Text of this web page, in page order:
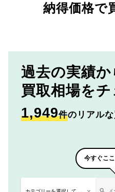
納得価格で
過去の実績か
買取相場をチ
1,949件のリアル
今すぐこ